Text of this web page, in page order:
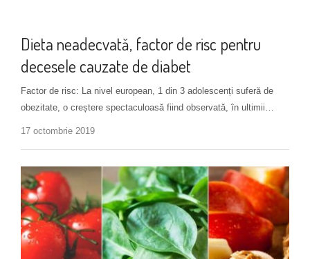
Dieta neadecvată, factor de risc pentru
decesele cauzate de diabet
Factor de risc: La nivel european, 1 din 3 adolescenți suferă de
obezitate, o creștere spectaculoasă fiind observată, în ultimii…
17 octombrie 2019